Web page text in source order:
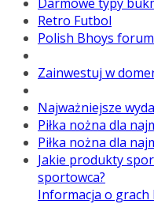
Retro Futbol
Polish Bhoys
Zainwestuj w
Najważniejsze
Piłka nożna dla
Piłka nożna dla
Jakie produkty
sportowca?
Informacja o grach